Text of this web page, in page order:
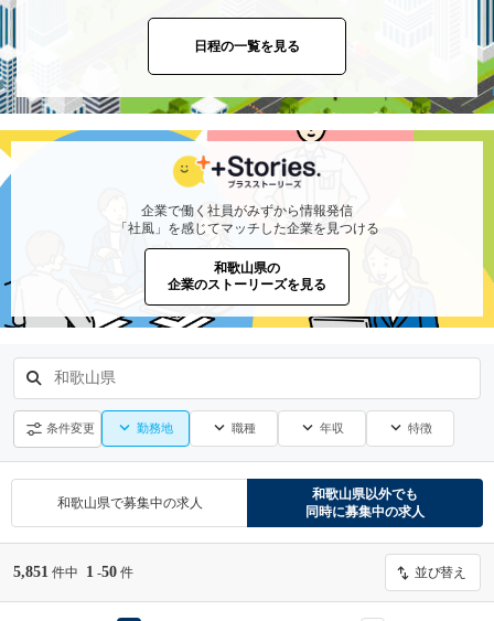
日程の一覧を見る
企業で働く社員がみずから情報発信
「社風」を感じてマッチした企業を見つける
和歌山県の
企業のストーリーズを見る
和歌山県
条件変更 勤務地 職種 年収 特徴
和歌山県で募集中の求人
和歌山県以外でも
同時に募集中の求人
5,851 件中 1 -50 件 並び替え